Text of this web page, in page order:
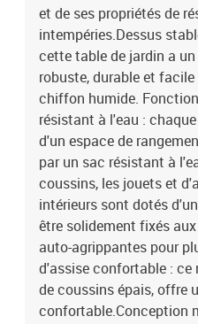
livraison contient :1 x siège
sac résistant à l'eau3 x siège
rangement avec un sac résistant
avec fonction de rangement et
jardin9 x coussin de dossier8 x
et de ses propriétés de
intempéries.Dessus
cette table de jardin a
robuste, durable et
chiffon humide.
résistant à l'eau :
d'un espace de
par un sac résistant à
coussins, les jouets et
intérieurs sont dotés
être solidement fixés
auto-agrippantes pour
d'assise confortable : ce
de coussins épais, offre
confortable.Conception